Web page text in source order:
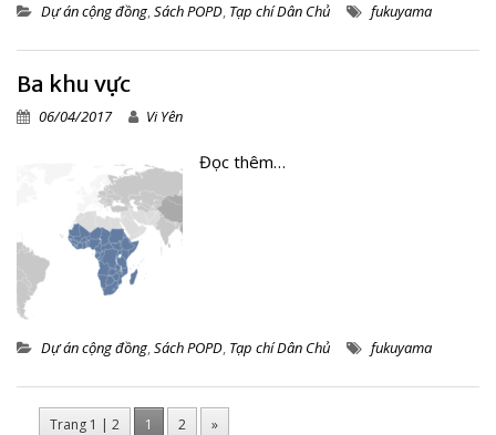
Dự án cộng đồng,Sách POPD, Tạp chí Dân Chủ fukuyama
Ba khu vực
06/04/2017 Vi Yên
Đọc thêm…
Dự án cộng đồng Sách POPD Tạp chí Dân Chủ fukuyama
Trang 1 | 2 1 2 »